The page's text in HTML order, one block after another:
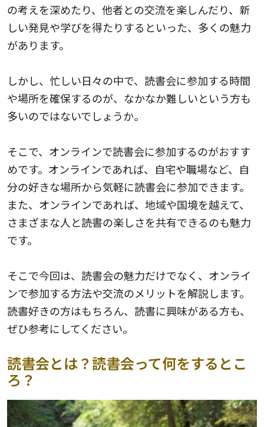
の考えを深めたり、他者との交流を楽しんだり、新
しい発見や学びを得たりするといった、多くの魅力
があります。
しかし、忙しい日々の中で、読書会に参加する時間
や場所を確保するのが、なかなか難しいという方も
多いのではないでしょうか。
そこで、オンラインで読書会に参加するのがおすす
めです。オンラインであれば、自宅や職場など、自
分の好きな場所から気軽に読書会に参加できます。
また、オンラインであれば、地域や国境を越えて、
さまざまな人と読書の楽しさを共有できるのも魅力
です。
そこで今回は、読書会の魅力だけでなく、オンライ
ンで参加する方法や交流のメリットを解説します。
読書好きの方はもちろん、読書に興味がある方も、
ぜひ参考にしてください。
読書会とは？読書会って何をするとこ
ろ？